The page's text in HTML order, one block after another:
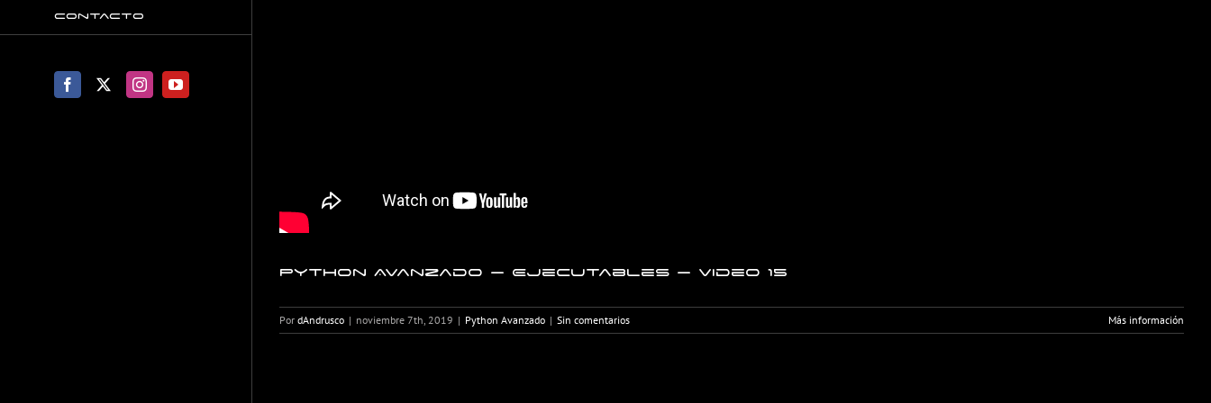
Contacto
Facebook
X InstagramYouTube
Python Avanzado – Ejecutables – Video 15
Por dAndrusco | noviembre 7th, 2019 | Python Avanzado | Sin comentarios Más información